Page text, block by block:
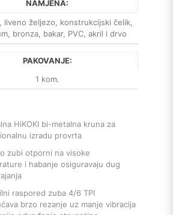
NAMJENA:
liveno željezo, konstrukcijski čelik,
bronza, bakar, PVC, akril i drvo
PAKOVANJE:
1 kom.
HiKOKI bi-metalna kruna za
izradu provrta
zubi otporni na visoke
i habanje osiguravaju dug
raspored zuba 4/6 TPI
brzo rezanje uz manje vibracija